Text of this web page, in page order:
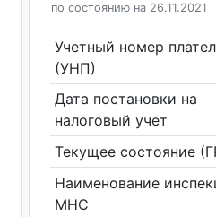
по состоянию на 26.11.2021
Учетный номер
(УНП)
Дата постановки на
налоговый учет
Текущее состояние
Наименование
МНС